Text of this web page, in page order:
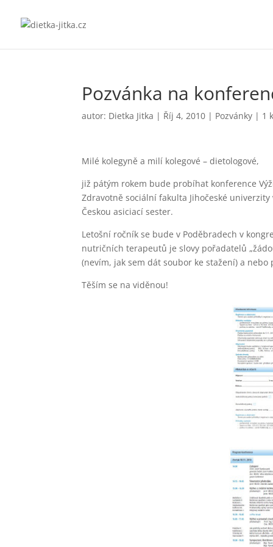
Pozvánka na
autor: Dietka Jitka | Říj 4, 2010 | Pozvánky | 1
Milé kolegyně a milí kolegové – dietologové,
již pátým rokem bude probíhat konference
Zdravotně sociální fakulta Jihočeské
Českou asiciací sester.
Letošní ročník se bude v Poděbradech v
nutričních terapeutů je slovy pořadatelů
(nevím, jak sem dát soubor ke stažení) a
Těším se na viděnou!